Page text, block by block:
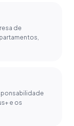
de
e os